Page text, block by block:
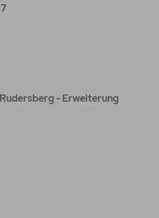
- Erweiterung